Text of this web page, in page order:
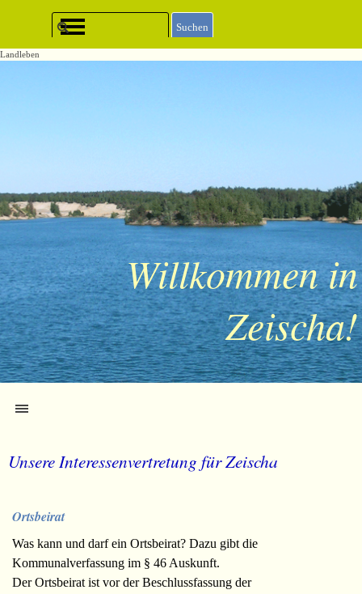
Menü überspringen
Suchen
Landleben
Willkommen in
Zeischa!
Unsere Interessenvertretung für Zeischa
Ortsbeirat
Was kann und darf ein Ortsbeirat? Dazu gibt die
Kommunalverfassung im § 46 Auskunft.
Der Ortsbeirat ist vor der Beschlussfassung der